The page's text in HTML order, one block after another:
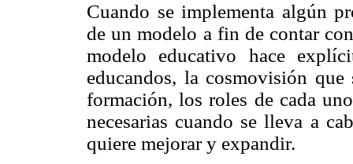
Cuando se implementa algún
de un modelo a fin de contar
modelo educativo hace
educandos, la cosmovisión
formación, los roles de cada
necesarias cuando se lleva a
quiere mejorar y expandir.